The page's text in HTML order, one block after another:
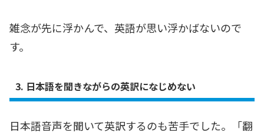
雑念が先に浮かんで、英語が思い浮かばないので
す。
3. 日本語を聞きながらの英訳になじめない
日本語音声を聞いて英訳するのも苦手でした。「翻